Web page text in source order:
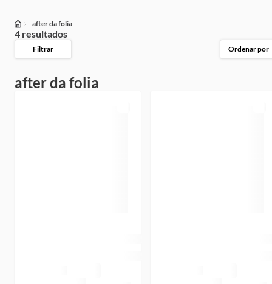
after da folia
4 resultados
Filtrar Ordenar por
after da folia